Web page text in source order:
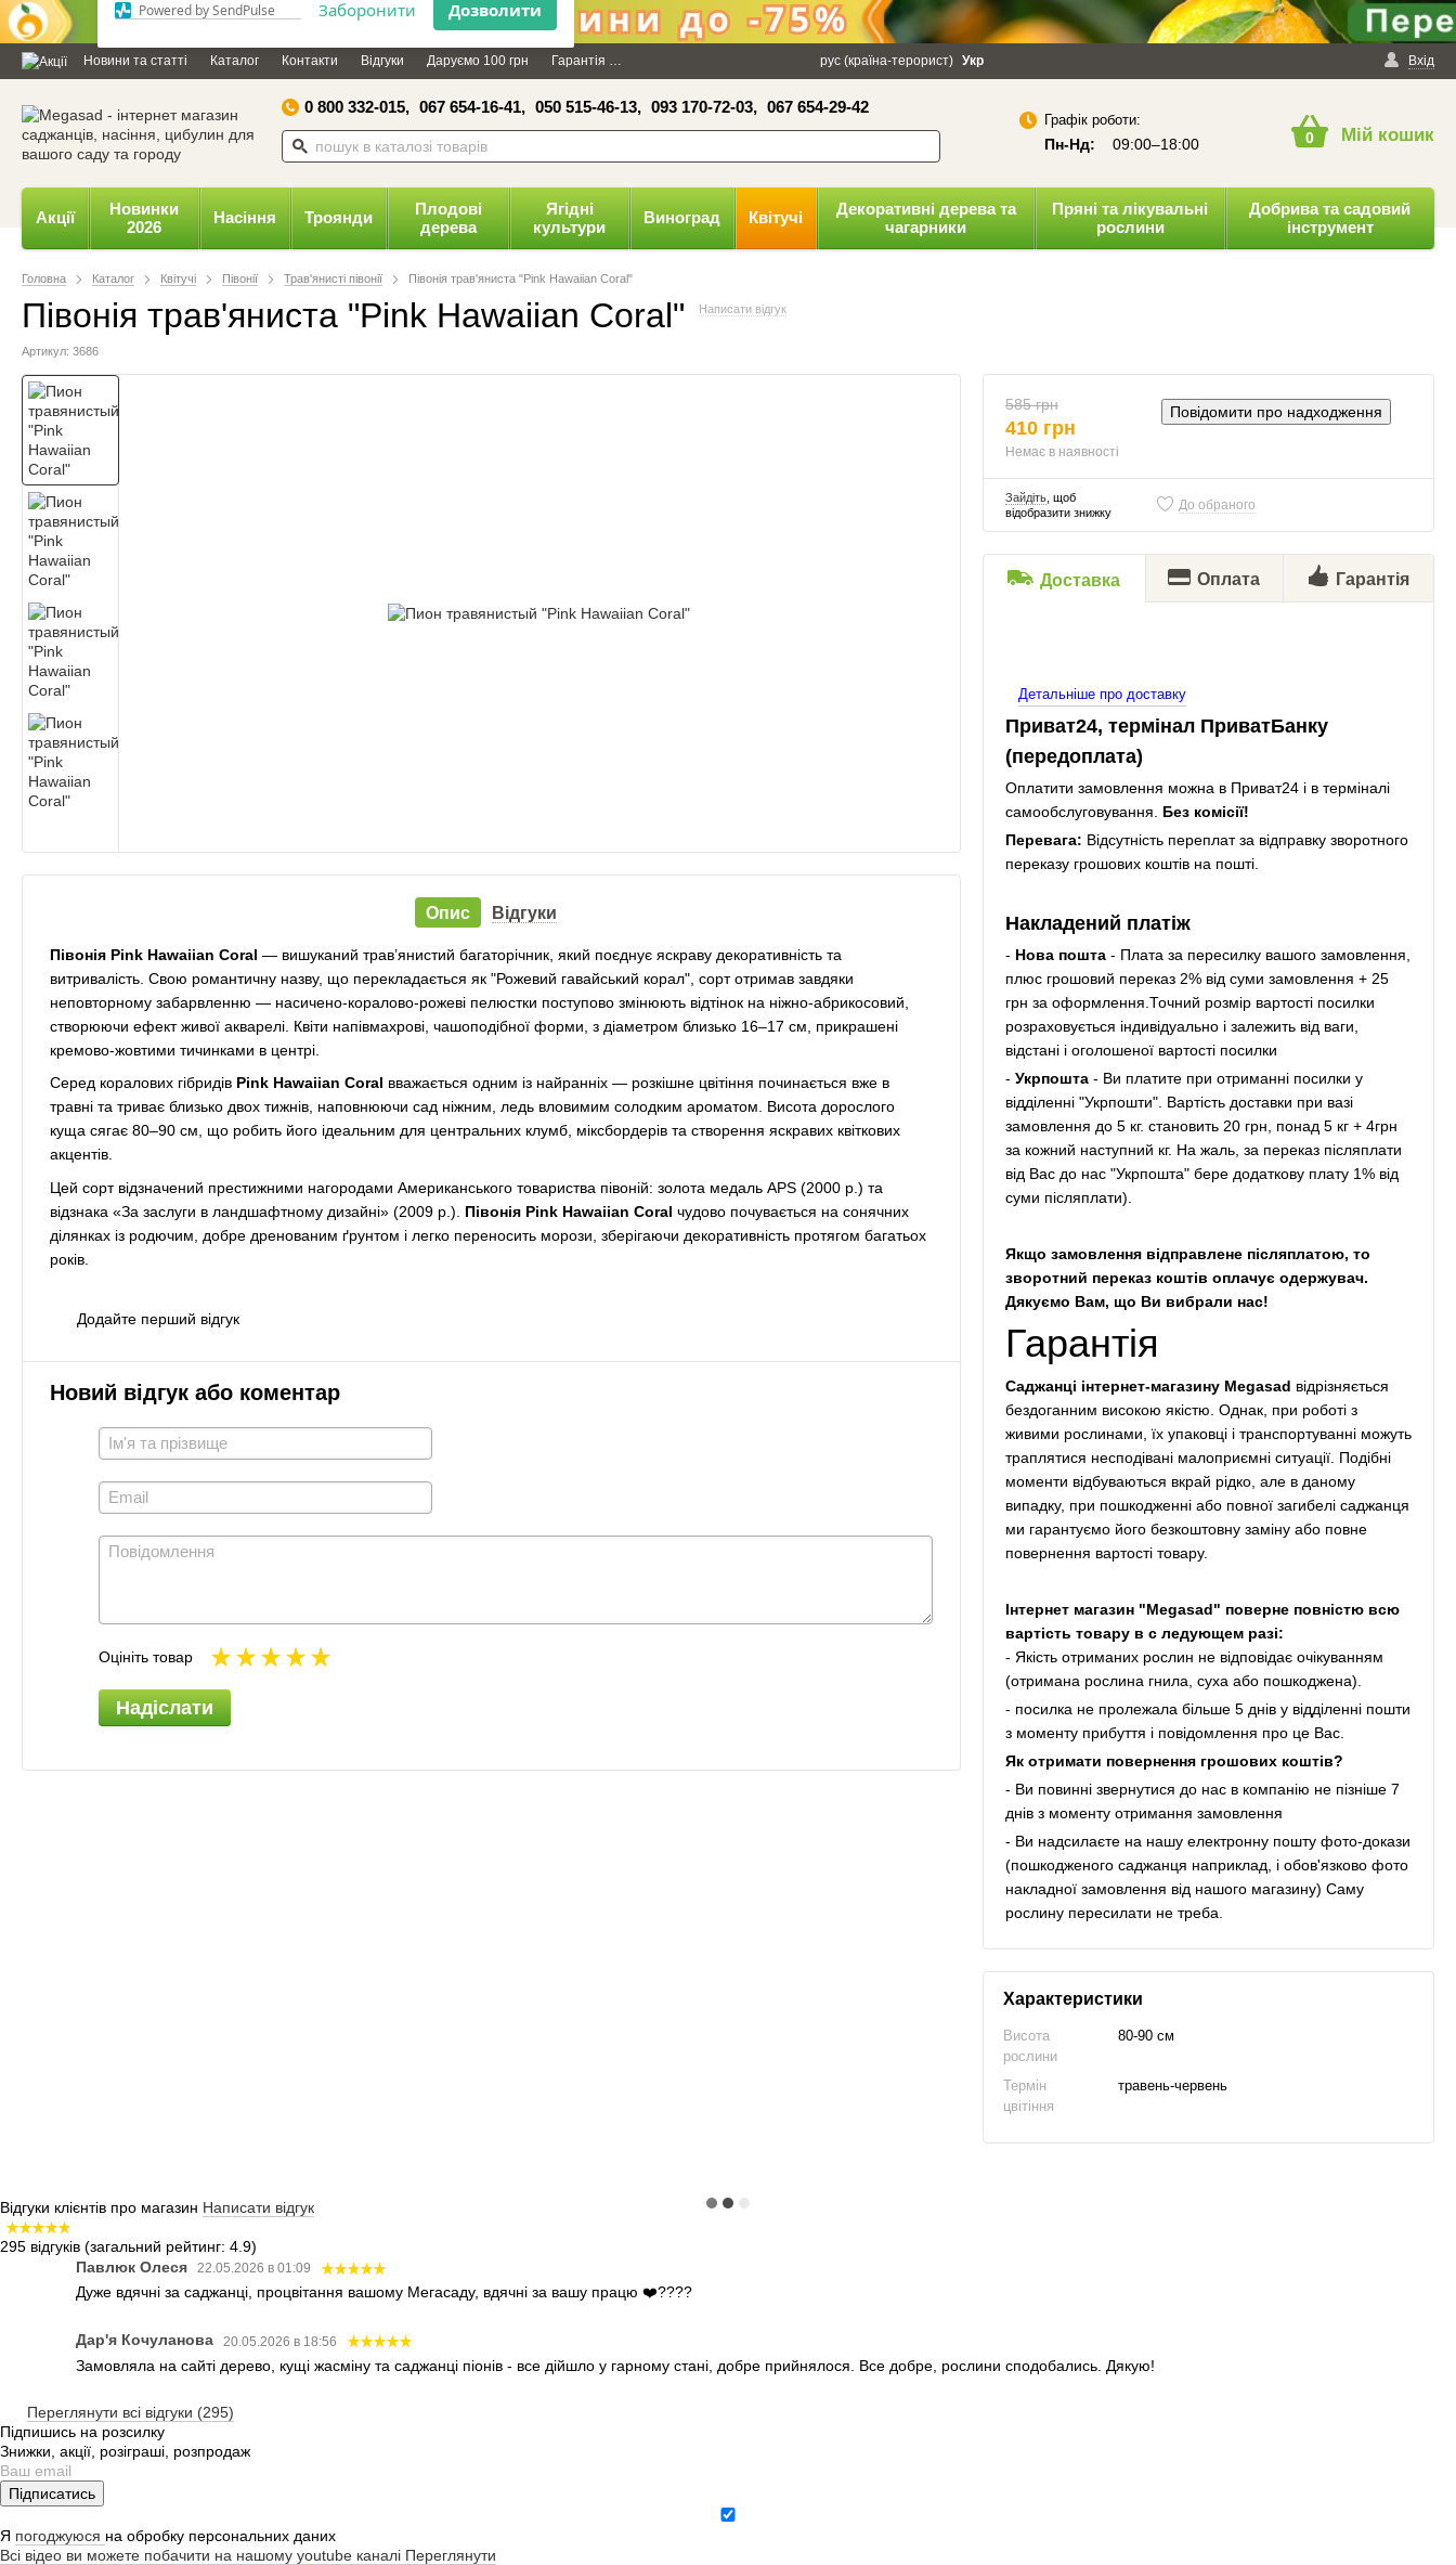
відправляти вам сповіщення на
робочий стіл.
Powered by SendPulse Заборонити Дозволити
×
Новини та статті Каталог Контакти Відгуки Даруємо 100 грн Гарантія Політика конфіденційності Вхід
рус (країна-терорист) Укр
0 800 332-015, 067 654-16-41, 050 515-46-13, 093 170-72-03, 067 654-29-42
Графік роботи:
Пн-Нд: 09:00–18:00 0 Мій кошик
Акції
Новинки
2026
Насіння Троянди
Плодові
дерева
Ягідні
культури
Виноград Квітучі
Декоративні дерева та
чагарники
Пряні та лікувальні
рослини
Добрива та садовий
інструмент
Головна Каталог Квітучі Півонії Трав'янисті півонії Півонія трав'яниста "Pink Hawaiian Coral"
Півонія трав'яниста "Pink Hawaiian Coral" Написати відгук
Артикул: 3686
Опис Відгуки
Півонія Pink Hawaiian Coral — вишуканий трав’янистий багаторічник, який поєднує яскраву декоративність та
витривалість. Свою романтичну назву, що перекладається як "Рожевий гавайський корал", сорт отримав завдяки
неповторному забарвленню — насичено-коралово-рожеві пелюстки поступово змінюють відтінок на ніжно-абрикосовий,
створюючи ефект живої акварелі. Квіти напівмахрові, чашоподібної форми, з діаметром близько 16–17 см, прикрашені
кремово-жовтими тичинками в центрі.
Серед коралових гібридів Pink Hawaiian Coral вважається одним із найранніх — розкішне цвітіння починається вже в
травні та триває близько двох тижнів, наповнюючи сад ніжним, ледь вловимим солодким ароматом. Висота дорослого
куща сягає 80–90 см, що робить його ідеальним для центральних клумб, міксбордерів та створення яскравих квіткових
акцентів.
Цей сорт відзначений престижними нагородами Американського товариства півоній: золота медаль APS (2000 р.) та
відзнака «За заслуги в ландшафтному дизайні» (2009 р.). Півонія Pink Hawaiian Coral чудово почувається на сонячних
ділянках із родючим, добре дренованим ґрунтом і легко переносить морози, зберігаючи декоративність протягом багатьох
років.
Додайте перший відгук
Новий відгук або коментар
Оцініть товар
Надіслати
585 грн
410 грн
Немає в наявності
Повідомити про надходження
Зайдіть, щоб
відобразити знижку
До обраного
Доставка Оплата Гарантія
Детальніше про доставку
Приват24, термінал ПриватБанку
(передоплата)
Оплатити замовлення можна в Приват24 і в терміналі
самообслуговування. Без комісії!
Перевага: Відсутність переплат за відправку зворотного
переказу грошових коштів на пошті.
Накладений платіж
- Нова пошта- Плата за пересилку вашого замовлення,
плюс грошовий переказ 2% від суми замовлення + 25
грн за оформлення.Точний розмір вартості посилки
розраховується індивідуально і залежить від ваги,
відстані і оголошеної вартості посилки
- Укрпошта- Ви платите при отриманні посилки у
відділенні "Укрпошти". Вартість доставки при вазі
замовлення до 5 кг. становить 20 грн, понад 5 кг + 4грн
за кожний наступний кг. На жаль, за переказ післяплати
від Вас до нас "Укрпошта" бере додаткову плату 1% від
суми післяплати).
Якщо замовлення відправлене післяплатою, то
зворотний переказ коштів оплачує одержувач.
Дякуємо Вам, що Ви вибрали нас!
Гарантія
Саджанці інтернет-магазину Megasad відрізняється
бездоганним високою якістю. Однак, при роботі з
живими рослинами, їх упаковці і транспортуванні можуть
траплятися несподівані малоприємні ситуації. Подібні
моменти відбуваються вкрай рідко, але в даному
випадку, при пошкодженні або повної загибелі саджанця
ми гарантуємо його безкоштовну заміну або повне
повернення вартості товару.
Інтернет магазин "Megasad" поверне повністю всю
вартість товару в с ледующем разі:
- Якість отриманих рослин не відповідає очікуванням
(отримана рослина гнила, суха або пошкоджена).
- посилка не пролежала більше 5 днів у відділенні пошти
з моменту прибуття і повідомлення про це Вас.
Як отримати повернення грошових коштів?
- Ви повинні звернутися до нас в компанію не пізніше 7
днів з моменту отримання замовлення
- Ви надсилаєте на нашу електронну пошту фото-докази
(пошкодженого саджанця наприклад, і обов'язково фото
накладної замовлення від нашого магазину) Саму
рослину пересилати не треба.
Характеристики
Висота
рослини
80-90 см
Термін
цвітіння
травень-червень
Відгуки клієнтів про магазин Написати відгук
295 відгуків (загальний рейтинг: 4.9)
Павлюк Олеся
22.05.2026 в 01:09
Дуже вдячні за саджанці, процвітання вашому Мегасаду, вдячні за вашу працю ❤️????
Дар'я Кочуланова 20.05.2026 в 18:56
Замовляла на сайті дерево, кущі жасміну та саджанці піонів - все дійшло у гарному стані, добре прийнялося. Все добре, рослини сподобались. Дякую!
Переглянути всі відгуки (295)
Підпишись на розсилку
Знижки, акції, розіграші, розпродаж
Підписатись
Я погоджуюся на обробку персональних даних
Всі відео ви можете побачити на нашому youtube каналі Переглянути